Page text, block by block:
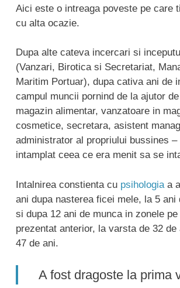
Aici este o intreaga poveste pe care
cu alta ocazie.
Dupa alte cateva incercari si
(Vanzari, Birotica si Secretariat,
Maritim Portuar), dupa cativa ani de
campul muncii pornind de la ajutor
magazin alimentar, vanzatoare in
cosmetice, secretara, asistent
administrator al propriului bussines
intamplat ceea ce era menit sa se
Intalnirea constienta cu psihologiaa
ani dupa nasterea ficei mele, la 5 ani
si dupa 12 ani de munca in zonele
prezentat anterior, la varsta de 32 de
47 de ani.
A fost dragoste la prima